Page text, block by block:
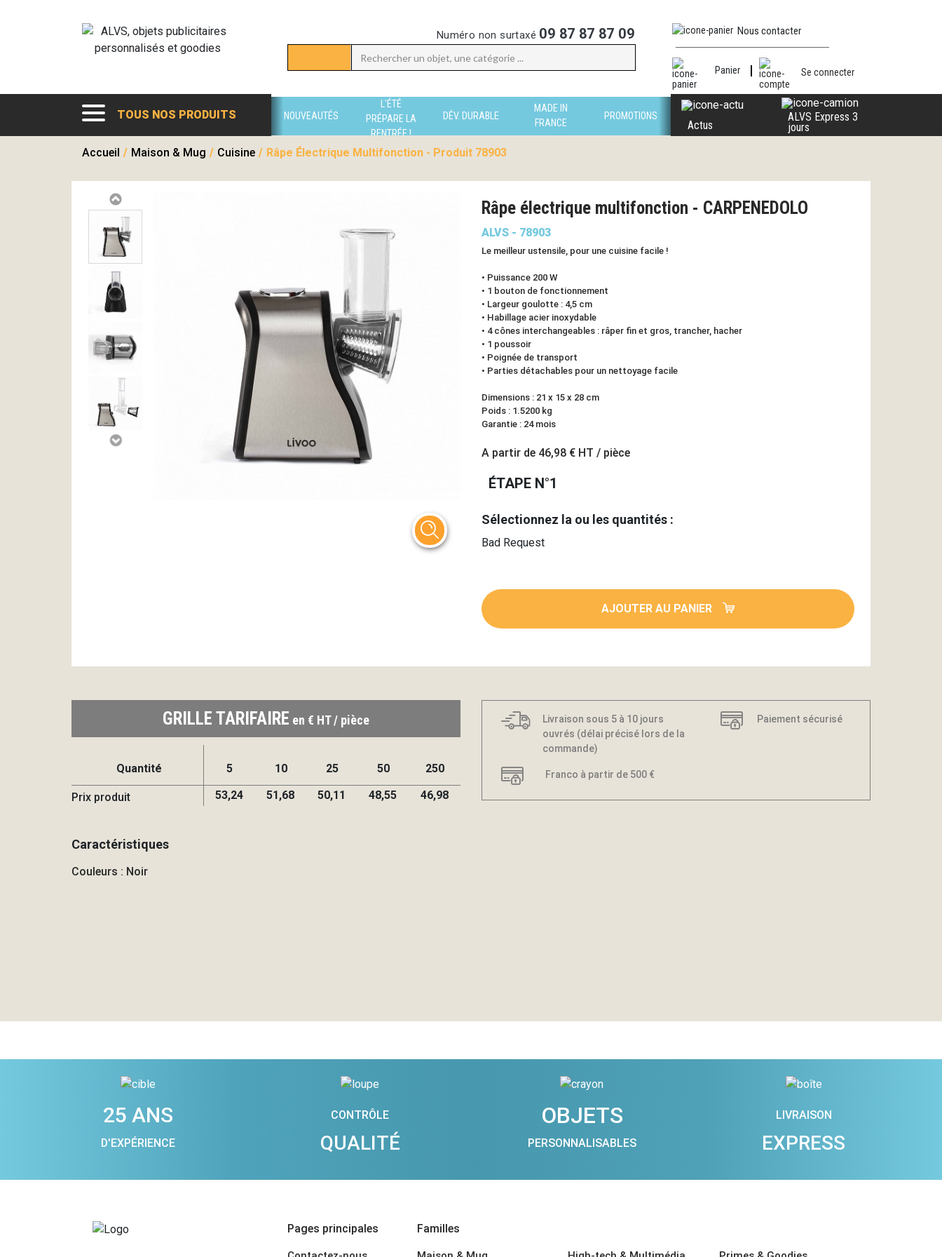
Numéro non surtaxé 09 87 87 87 09 Nous contacter
Panier Se connecter
TOUS NOS PRODUITS NOUVEAUTÉS
L'ÉTÉ
PRÉPARE LA
RENTRÉE !
DÉV. DURABLE
MADE IN
FRANCE
PROMOTIONS
Actus
ALVS Express 3
jours
Accueil / Maison & Mug / Cuisine / Râpe Électrique Multifonction - Produit 78903
Râpe électrique multifonction - CARPENEDOLO
ALVS - 78903
Le meilleur ustensile, pour une cuisine facile !
• Puissance 200 W
• 1 bouton de fonctionnement
• Largeur goulotte : 4,5 cm
• Habillage acier inoxydable
• 4 cônes interchangeables : râper fin et gros, trancher, hacher
• 1 poussoir
• Poignée de transport
• Parties détachables pour un nettoyage facile
Dimensions : 21 x 15 x 28 cm
Poids : 1.5200 kg
Garantie : 24 mois
A partir de 46,98 € HT / pièce
ÉTAPE N°1
Sélectionnez la ou les quantités :
Bad Request
AJOUTER AU PANIER
GRILLE TARIFAIRE en € HT / pièce
Quantité 5 10 25 50 250
Prix produit 53,24 51,68 50,11 48,55 46,98
Caractéristiques
Couleurs : Noir
Livraison sous 5 à 10 jours
ouvrés (délai précisé lors de la
commande)
Paiement sécurisé
Franco à partir de 500 €
25 ANS
D'EXPÉRIENCE
CONTRÔLE
QUALITÉ
OBJETS
PERSONNALISABLES
LIVRAISON
EXPRESS
Pages principales Familles